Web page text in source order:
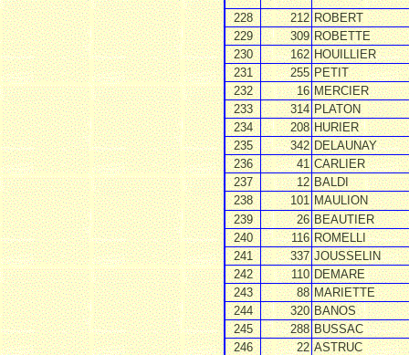
228
212 ROBERT
229
309 ROBETTE
230
162 HOUILLIER
231
255 PETIT
232
16 MERCIER
233
314 PLATON
234
208 HURIER
235
342 DELAUNAY
236
41 CARLIER
237
12 BALDI
238
101 MAULION
239
26 BEAUTIER
240
116 ROMELLI
241
337 JOUSSELIN
242
110 DEMARE
243
88 MARIETTE
244
320 BANOS
245
288 BUSSAC
246
22 ASTRUC